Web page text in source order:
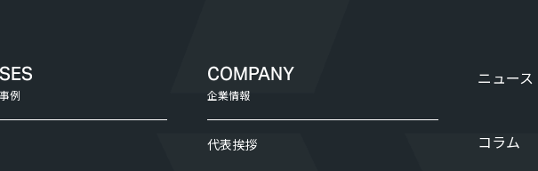
例
COMPANY
企業情報
代表挨拶
ニュース
コラム